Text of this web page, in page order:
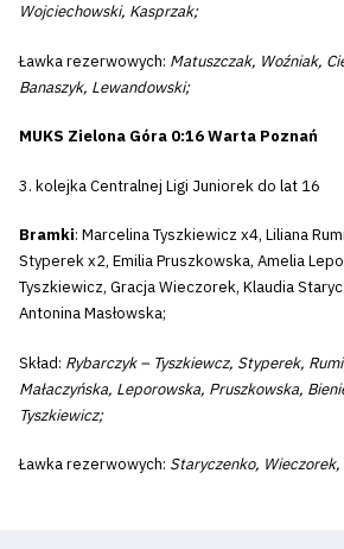
Wojciechowski, Kasprzak;
Ławka rezerwowych: Matuszczak, Woźniak,
Banaszyk, Lewandowski;
MUKS Zielona Góra 0:16 Warta Poznań
3. kolejka Centralnej Ligi Juniorek do lat 16
Bramki: Marcelina Tyszkiewicz x4, Liliana
Styperek x2, Emilia Pruszkowska, Amelia
Tyszkiewicz, Gracja Wieczorek, Klaudia
Antonina Masłowska;
Skład: Rybarczyk – Tyszkiewcz, Styperek,
Małaczyńska, Leporowska, Pruszkowska,
Tyszkiewicz;
Ławka rezerwowych: Staryczenko,